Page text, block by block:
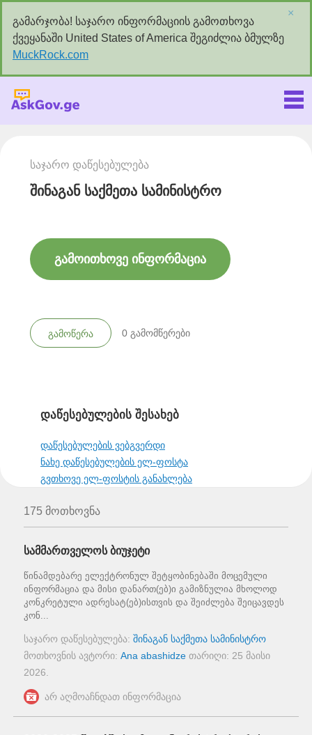
გამარჯობა! საჯარო ინფორმაციის გამოთხოვა
ქვეყანაში United States of America შეგიძლია ბმულზე
MuckRock.com
×
საჯარო დაწესებულება
შინაგან საქმეთა სამინისტრო
გამოითხოვე ინფორმაცია
გამოწერა 0 გამომწერები
დაწესებულების შესახებ
დაწესებულების ვებგვერდი
ნახე დაწესებულების ელ-ფოსტა
გვთხოვე ელ-ფოსტის განახლება
175 მოთხოვნა
სამმართველოს ბიუჯეტი
წინამდებარე ელექტრონულ შეტყობინებაში მოცემული
ინფორმაცია და მისი დანართ(ებ)ი გამიზნულია მხოლოდ
კონკრეტული ადრესატ(ებ)ისთვის და შეიძლება შეიცავდეს
კონ...
საჯარო დაწესებულება: შინაგან საქმეთა სამინისტრო
მოთხოვნის ავტორი: Ana abashidze თარიღი: 25 მაისი
2026
არ აღმოაჩნდათ ინფორმაცია